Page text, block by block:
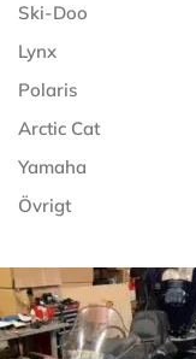
Ski-Doo
Lynx
Polaris
Arctic Cat
Yamaha
Övrigt